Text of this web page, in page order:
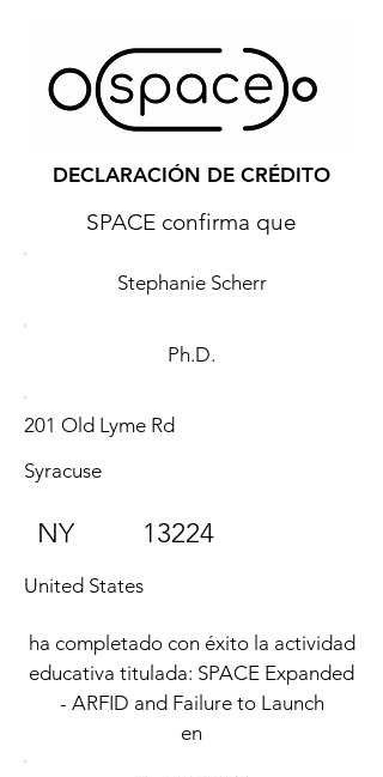
DECLARACIÓN DE CRÉDITO
SPACE confirma que
Stephanie Scherr
Ph.D.
201 Old Lyme Rd
Syracuse
13224
NY
United States
ha completado con éxito la actividad
educativa titulada: SPACE Expanded
- ARFID and Failure to Launch
en